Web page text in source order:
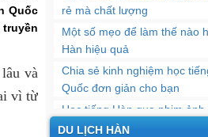
Quốc
và
vì từ
rẻ mà chất lượng
​Một số mẹo để làm thế nào
Hàn hiệu quả
Chia sẻ kinh nghiệm học
Quốc đơn giản cho bạn
Học tiếng Hàn qua phim ảnh
quả không?
DU LỊCH HÀN